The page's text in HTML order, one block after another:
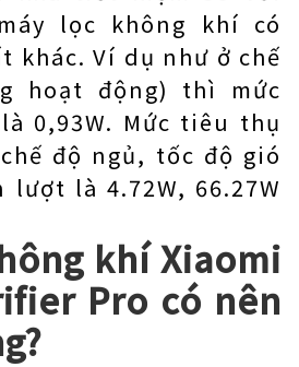
lọc không khí có
khác. Ví dụ như ở chế
hoạt động) thì mức
0,93W. Mức tiêu thụ
độ ngủ, tốc độ gió
là 4.72W, 66.27W
khí Xiaomi
Pro có nên